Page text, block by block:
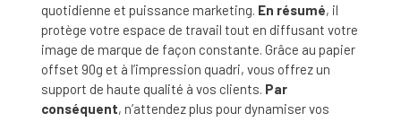
quotidienne et puissance marketing. En résumé, il
protège votre espace de travail tout en diffusant votre
image de marque de façon constante. Grâce au papier
offset 90g et à l’impression quadri, vous offrez un
support de haute qualité à vos clients. Par
conséquent, n’attendez plus pour dynamiser vos